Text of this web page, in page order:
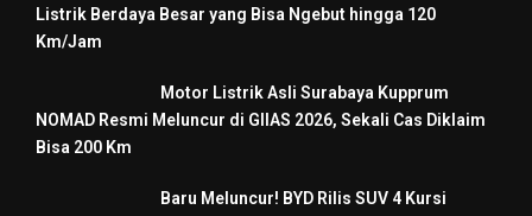
Listrik Berdaya Besar yang Bisa Ngebut hingga 120
Km/Jam
Motor Listrik Asli Surabaya Kupprum
NOMAD Resmi Meluncur di GIIAS 2026, Sekali Cas Diklaim
Bisa 200 Km
Baru Meluncur! BYD Rilis SUV 4 Kursi